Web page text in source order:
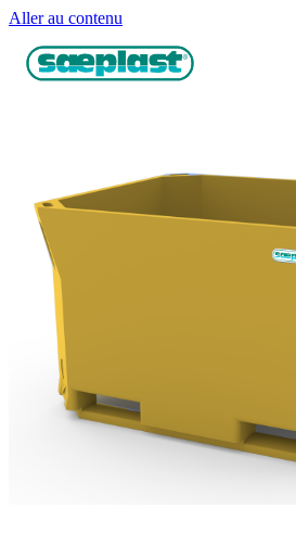
Aller au contenu
660 par conteneur